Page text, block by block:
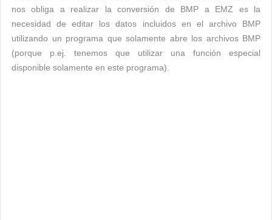
nos obliga a realizar la conversión de BMP a EMZ es la
necesidad de editar los datos incluidos en el archivo BMP
utilizando un programa que solamente abre los archivos BMP
(porque p.ej. tenemos que utilizar una función especial
disponible solamente en este programa).